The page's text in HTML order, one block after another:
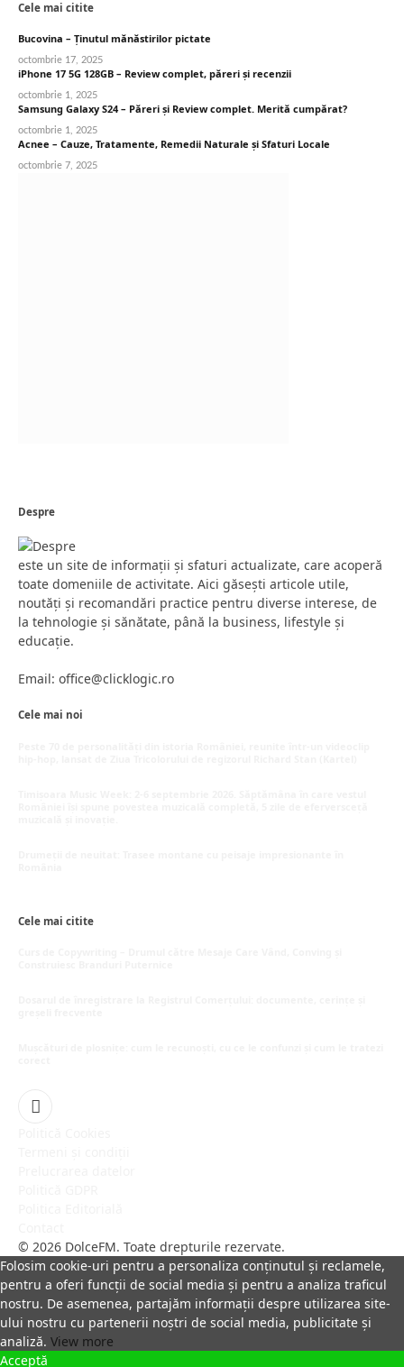
Cele mai citite
Bucovina – Ținutul mănăstirilor pictate
octombrie 17, 2025
iPhone 17 5G 128GB – Review complet, păreri și recenzii
octombrie 1, 2025
Samsung Galaxy S24 – Păreri și Review complet. Merită cumpărat?
octombrie 1, 2025
Acnee – Cauze, Tratamente, Remedii Naturale și Sfaturi Locale
octombrie 7, 2025
Despre
este un site de informații și sfaturi actualizate, care acoperă
toate domeniile de activitate. Aici găsești articole utile,
noutăți și recomandări practice pentru diverse interese, de
la tehnologie și sănătate, până la business, lifestyle și
educație.
Email: office@clicklogic.ro
Cele mai noi
Cele mai citite
Facebook
© 2026 DolceFM. Toate drepturile rezervate.
Folosim cookie-uri pentru a personaliza conținutul și reclamele,
pentru a oferi funcții de social media și pentru a analiza traficul
nostru. De asemenea, partajăm informații despre utilizarea site-
ului nostru cu partenerii noștri de social media, publicitate și
analiză. View more
Acceptă